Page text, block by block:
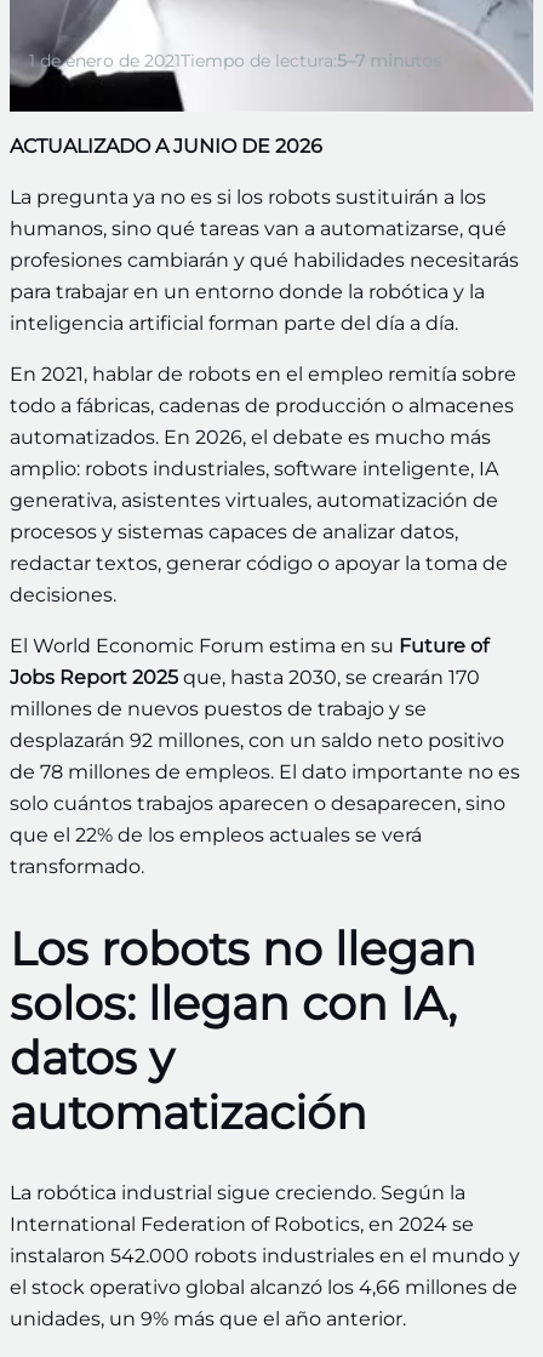
1 de enero de 2021Tiempo de lectura:5–7 minutos
ACTUALIZADO A JUNIO DE 2026
La pregunta ya no es si los robots sustituirán a los
humanos, sino qué tareas van a automatizarse, qué
profesiones cambiarán y qué habilidades necesitarás
para trabajar en un entorno donde la robótica y la
inteligencia artificial forman parte del día a día.
En 2021, hablar de robots en el empleo remitía sobre
todo a fábricas, cadenas de producción o almacenes
automatizados. En 2026, el debate es mucho más
amplio: robots industriales, software inteligente, IA
generativa, asistentes virtuales, automatización de
procesos y sistemas capaces de analizar datos,
redactar textos, generar código o apoyar la toma de
decisiones.
El World Economic Forum estima en su Future of
Jobs Report 2025 que, hasta 2030, se crearán 170
millones de nuevos puestos de trabajo y se
desplazarán 92 millones, con un saldo neto positivo
de 78 millones de empleos. El dato importante no es
solo cuántos trabajos aparecen o desaparecen, sino
que el 22% de los empleos actuales se verá
transformado.
Los robots no llegan
solos: llegan con IA,
datos y
automatización
La robótica industrial sigue creciendo. Según la
International Federation of Robotics, en 2024 se
instalaron 542.000 robots industriales en el mundo y
el stock operativo global alcanzó los 4,66 millones de
unidades, un 9% más que el año anterior.